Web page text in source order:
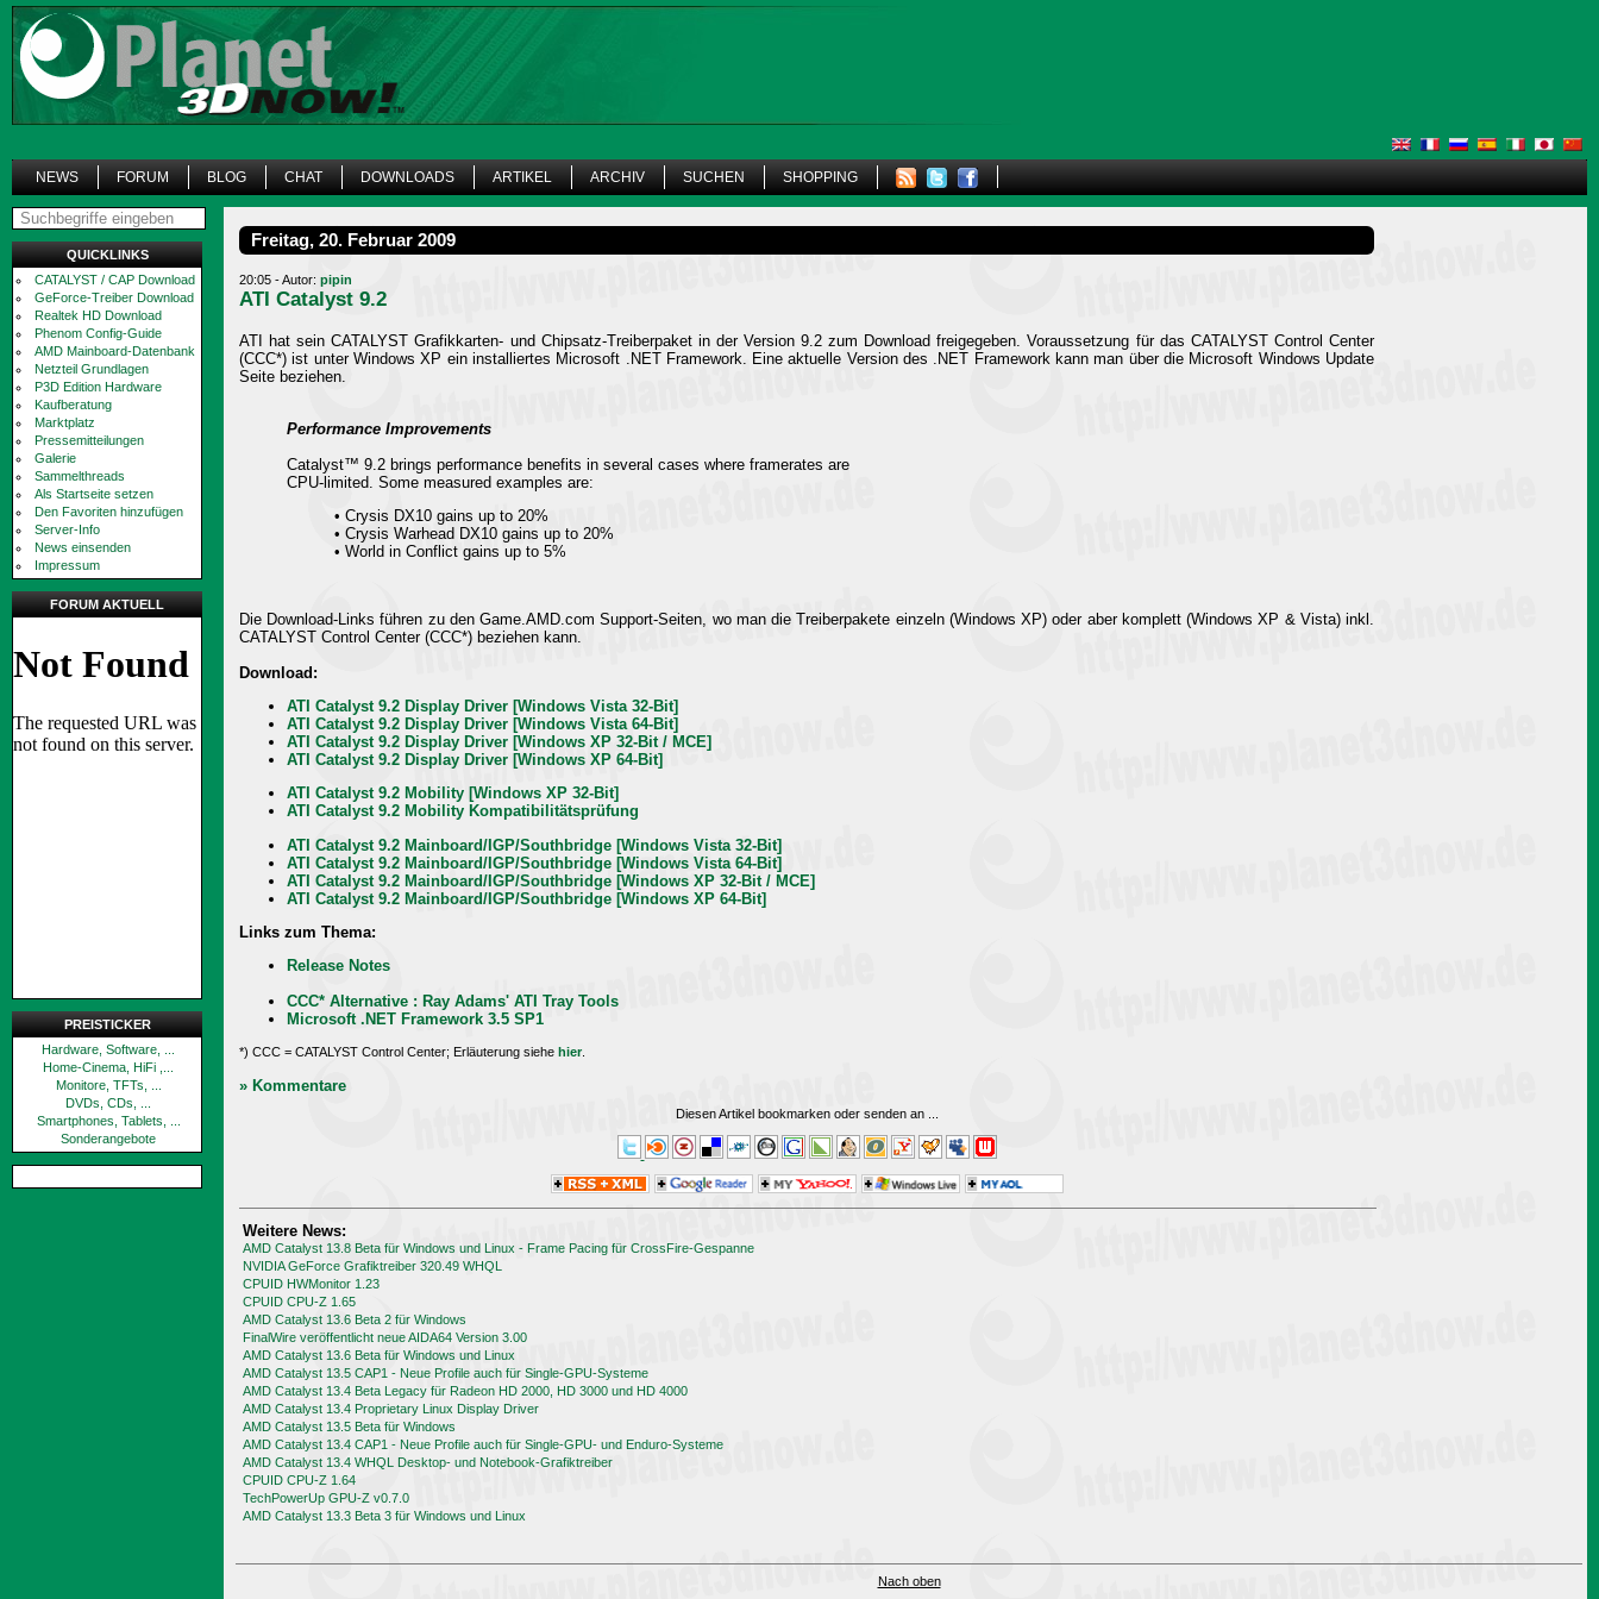
NEWS FORUM BLOG CHAT DOWNLOADS ARTIKEL ARCHIV SUCHEN SHOPPING
QUICKLINKS
CATALYST / CAP Download
GeForce-Treiber Download
Realtek HD Download
Phenom Config-Guide
AMD Mainboard-Datenbank
Netzteil Grundlagen
P3D Edition Hardware
Kaufberatung
Marktplatz
Pressemitteilungen
Galerie
Sammelthreads
Als Startseite setzen
Den Favoriten hinzufügen
Server-Info
News einsenden
Impressum
FORUM AKTUELL
PREISTICKER
Hardware, Software, ...
Home-Cinema, HiFi ,...
Monitore, TFTs, ...
DVDs, CDs, ...
Smartphones, Tablets, ...
Sonderangebote
Freitag, 20. Februar 2009
20:05 - Autor: pipin
ATI Catalyst 9.2
ATI hat sein CATALYST Grafikkarten- und Chipsatz-Treiberpaket in der Version 9.2 zum Download freigegeben. Voraussetzung für das CATALYST Control Center
(CCC*) ist unter Windows XP ein installiertes Microsoft .NET Framework. Eine aktuelle Version des .NET Framework kann man über die Microsoft Windows Update
Seite beziehen.
Performance Improvements
Catalyst™ 9.2 brings performance benefits in several cases where framerates are
CPU-limited. Some measured examples are:
• Crysis DX10 gains up to 20%
• Crysis Warhead DX10 gains up to 20%
• World in Conflict gains up to 5%
Die Download-Links führen zu den Game.AMD.com Support-Seiten, wo man die Treiberpakete einzeln (Windows XP) oder aber komplett (Windows XP & Vista) inkl.
CATALYST Control Center (CCC*) beziehen kann.
Download:
ATI Catalyst 9.2 Display Driver [Windows Vista 32-Bit]
ATI Catalyst 9.2 Display Driver [Windows Vista 64-Bit]
ATI Catalyst 9.2 Display Driver [Windows XP 32-Bit / MCE]
ATI Catalyst 9.2 Display Driver [Windows XP 64-Bit]
ATI Catalyst 9.2 Mobility [Windows XP 32-Bit]
ATI Catalyst 9.2 Mobility Kompatibilitätsprüfung
ATI Catalyst 9.2 Mainboard/IGP/Southbridge [Windows Vista 32-Bit]
ATI Catalyst 9.2 Mainboard/IGP/Southbridge [Windows Vista 64-Bit]
ATI Catalyst 9.2 Mainboard/IGP/Southbridge [Windows XP 32-Bit / MCE]
ATI Catalyst 9.2 Mainboard/IGP/Southbridge [Windows XP 64-Bit]
Links zum Thema:
Release Notes
CCC* Alternative : Ray Adams' ATI Tray Tools
Microsoft .NET Framework 3.5 SP1
*) CCC = CATALYST Control Center; Erläuterung siehe hier.
» Kommentare
Diesen Artikel bookmarken oder senden an
Weitere News:
AMD Catalyst 13.8 Beta für Windows und Linux - Frame Pacing für CrossFire-Gespanne
NVIDIA GeForce Grafiktreiber 320.49 WHQL
CPUID HWMonitor 1.23
CPUID CPU-Z 1.65
AMD Catalyst 13.6 Beta 2 für Windows
FinalWire veröffentlicht neue AIDA64 Version 3.00
AMD Catalyst 13.6 Beta für Windows und Linux
AMD Catalyst 13.5 CAP1 - Neue Profile auch für Single-GPU-Systeme
AMD Catalyst 13.4 Beta Legacy für Radeon HD 2000, HD 3000 und HD 4000
AMD Catalyst 13.4 Proprietary Linux Display Driver
AMD Catalyst 13.5 Beta für Windows
AMD Catalyst 13.4 CAP1 - Neue Profile auch für Single-GPU- und Enduro-Systeme
AMD Catalyst 13.4 WHQL Desktop- und Notebook-Grafiktreiber
CPUID CPU-Z 1.64
TechPowerUp GPU-Z v0.7.0
AMD Catalyst 13.3 Beta 3 für Windows und Linux
Nach oben